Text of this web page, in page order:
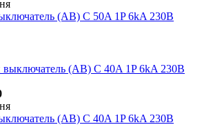
(АВ) C 50A 1P 6kA 230В
(АВ) C 40A 1P 6kA 230В